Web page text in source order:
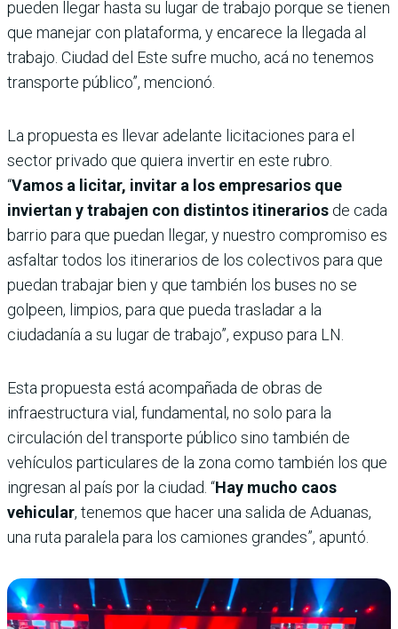
pueden llegar hasta su lugar de trabajo porque se tienen
que manejar con plataforma, y encarece la llegada al
trabajo. Ciudad del Este sufre mucho, acá no tenemos
transporte público”, mencionó.
La propuesta es llevar adelante licitaciones para el
sector privado que quiera invertir en este rubro.
“Vamos a licitar, invitar a los empresarios que
inviertan y trabajen con distintos itinerarios de cada
barrio para que puedan llegar, y nuestro compromiso es
asfaltar todos los itinerarios de los colectivos para que
puedan trabajar bien y que también los buses no se
golpeen, limpios, para que pueda trasladar a la
ciudadanía a su lugar de trabajo”, expuso para LN.
Esta propuesta está acompañada de obras de
infraestructura vial, fundamental, no solo para la
circulación del transporte público sino también de
vehículos particulares de la zona como también los que
ingresan al país por la ciudad. “Hay mucho caos
vehicular, tenemos que hacer una salida de Aduanas,
una ruta paralela para los camiones grandes”, apuntó.